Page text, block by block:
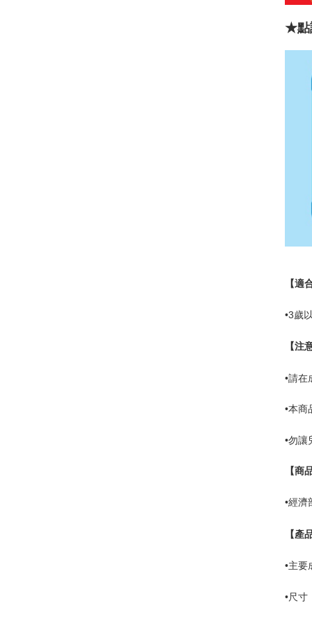
★點
【適
•3歲
【注
•請在
•本商
•勿讓
【商
•經濟
【產
•主要
•尺寸